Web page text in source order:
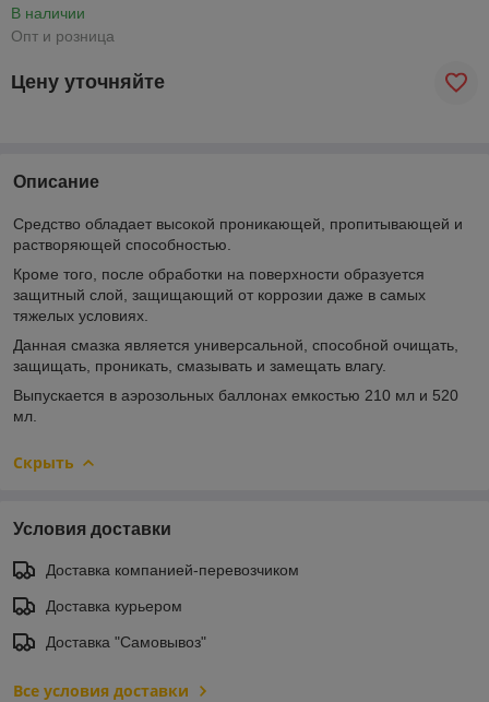
В наличии
Опт и розница
Цену уточняйте
Описание
Средство обладает высокой проникающей, пропитывающей и
растворяющей способностью.
Кроме того, после обработки на поверхности образуется
защитный слой, защищающий от коррозии даже в самых
тяжелых условиях.
Данная смазка является универсальной, способной очищать,
защищать, проникать, смазывать и замещать влагу.
Выпускается в аэрозольных баллонах емкостью 210 мл и 520
мл.
Скрыть
Условия доставки
Доставка компанией-перевозчиком
Доставка курьером
Доставка "Самовывоз"
Все условия доставки